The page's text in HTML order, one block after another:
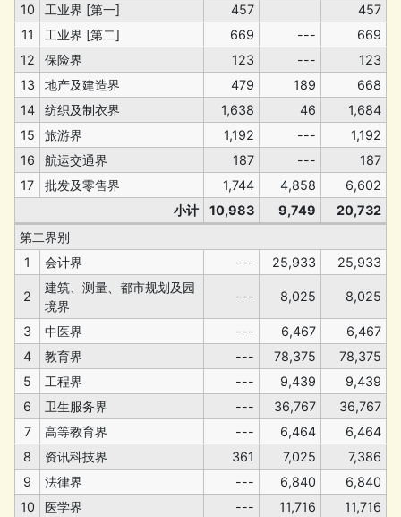
10
工业界 [第一] 457
457
11
工业界 [第二] 669 ---
669
12
保险界 123 ---
123
13
地产及建造界 479 189
668
14
纺织及制衣界 1,638 46
1,684
15
旅游界 1,192 ---
1,192
16
航运交通界 187 ---
187
17
批发及零售界 1,744 4,858
6,602
小计
10,983 9,749
20,732
第二界别
1
会计界 --- 25,933 25,933
2
建筑、测量、都市规划及园
境界
--- 8,025 8,025
3 中医界 --- 6,467
6,467
4
教育界 --- 78,375
78,375
5
工程界 --- 9,439
9,439
6
卫生服务界 --- 36,767
36,767
7
高等教育界 --- 6,464
6,464
8
资讯科技界 361 7,025
7,386
9
法律界 --- 6,840
6,840
10
医学界 --- 11,716
11,716